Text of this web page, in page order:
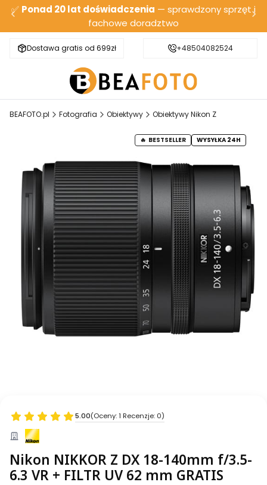
✅ Ponad 20 lat doświadczenia — sprawdzony sprzęt i
fachowe doradztwo
Dostawa gratis od 699zł Bezpieczna wysyłka
+48504082524
BEAFOTO.pl Fotografia Obiektywy Obiektywy Nikon Z
BESTSELLER WYSYŁKA 24H
5.00(Oceny: 1 Recenzje: 0)
Nikon NIKKOR Z DX 18-140mm f/3.5-
6.3 VR + FILTR UV 62 mm GRATIS